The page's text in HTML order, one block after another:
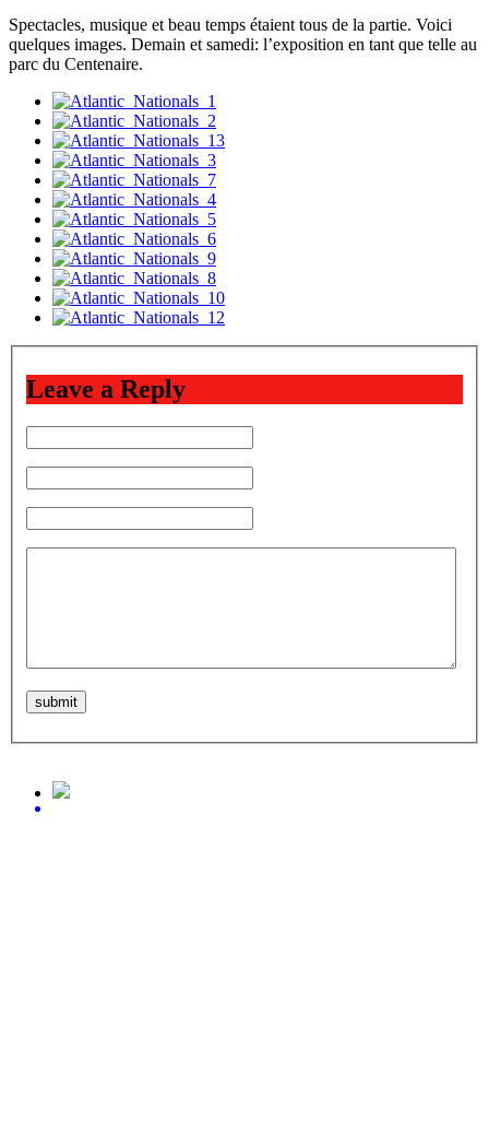
Spectacles, musique et beau temps étaient tous de la partie. Voici
quelques images. Demain et samedi: l’exposition en tant que telle au
parc du Centenaire.
Leave a Reply